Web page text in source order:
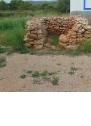
y contenido creado por